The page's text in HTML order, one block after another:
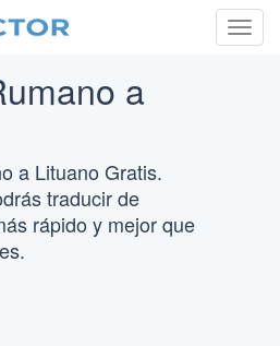
a
a Lituano Gratis.
traducir de
rápido y mejor que